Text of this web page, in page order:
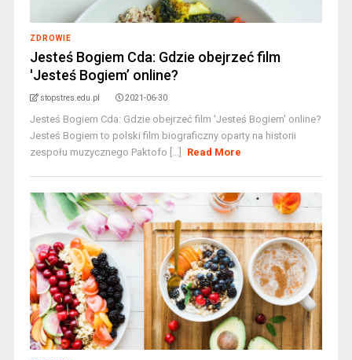
ZDROWIE
Jesteś Bogiem Cda: Gdzie obejrzeć film
'Jesteś Bogiem’ online?
stopstres.edu.pl 2021-06-30
Jesteś Bogiem Cda: Gdzie obejrzeć film 'Jesteś Bogiem' online?
Jesteś Bogiem to polski film biograficzny oparty na historii
zespołu muzycznego Paktofo [...]
Read More